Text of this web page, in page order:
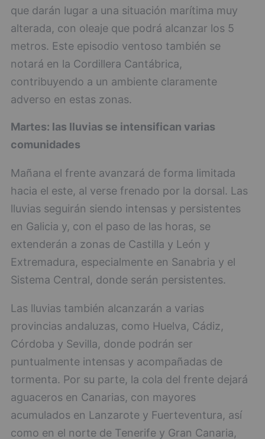
que darán lugar a una situación marítima muy
alterada, con oleaje que podrá alcanzar los 5
metros. Este episodio ventoso también se
notará en la Cordillera Cantábrica,
contribuyendo a un ambiente claramente
adverso en estas zonas.
Martes: las lluvias se intensifican varias
comunidades
Mañana el frente avanzará de forma limitada
hacia el este, al verse frenado por la dorsal. Las
lluvias seguirán siendo intensas y persistentes
en Galicia y, con el paso de las horas, se
extenderán a zonas de Castilla y León y
Extremadura, especialmente en Sanabria y el
Sistema Central, donde serán persistentes.
Las lluvias también alcanzarán a varias
provincias andaluzas, como Huelva, Cádiz,
Córdoba y Sevilla, donde podrán ser
puntualmente intensas y acompañadas de
tormenta. Por su parte, la cola del frente dejará
aguaceros en Canarias, con mayores
acumulados en Lanzarote y Fuerteventura, así
como en el norte de Tenerife y Gran Canaria,